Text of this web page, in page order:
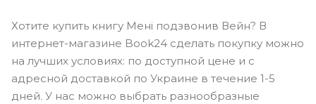
Хотите купить книгу Мені подзвонив Вейн? В
интернет-магазине Book24 сделать покупку можно
на лучших условиях: по доступной цене и с
адресной доставкой по Украине в течение 1-5
дней. У нас можно выбрать разнообразные